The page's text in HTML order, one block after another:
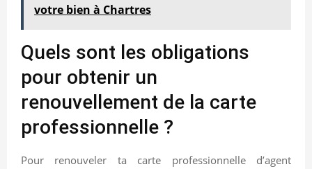
votre bien à Chartres
Quels sont les obligations
pour obtenir un
renouvellement de la carte
professionnelle ?
Pour renouveler ta carte professionnelle d’agent